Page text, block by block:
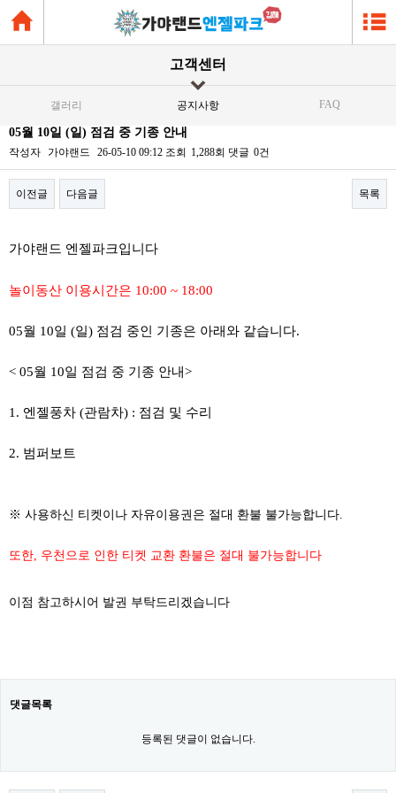
고객센터
갤러리 공지사항 FAQ
05월 10일 (일) 점검 중 기종 안내
작성자 가야랜드 26-05-10 09:12 조회 1,288회 댓글 0건
이전글 다음글 목록
가야랜드 엔젤파크입니다
놀이동산 이용시간은 10:00 ~ 18:00
05월 10일 (일) 점검 중인 기종은 아래와 같습니다.
< 05월 10일 점검 중 기종 안내>
1. 엔젤풍차 (관람차) : 점검 및 수리
2. 범퍼보트
※ 사용하신 티켓이나 자유이용권은 절대 환불 불가능합니다.
또한, 우천으로 인한 티켓 교환 환불은 절대 불가능합니다
이점 참고하시어 발권 부탁드리겠습니다
댓글목록
등록된 댓글이 없습니다.